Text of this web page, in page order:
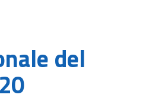
del